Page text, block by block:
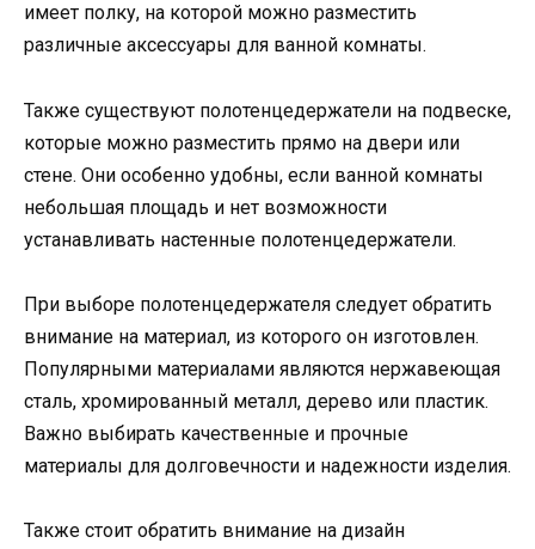
имеет полку, на которой можно разместить
различные аксессуары для ванной комнаты.
Также существуют полотенцедержатели на подвеске,
которые можно разместить прямо на двери или
стене. Они особенно удобны, если ванной комнаты
небольшая площадь и нет возможности
устанавливать настенные полотенцедержатели.
При выборе полотенцедержателя следует обратить
внимание на материал, из которого он изготовлен.
Популярными материалами являются нержавеющая
сталь, хромированный металл, дерево или пластик.
Важно выбирать качественные и прочные
материалы для долговечности и надежности изделия.
Также стоит обратить внимание на дизайн